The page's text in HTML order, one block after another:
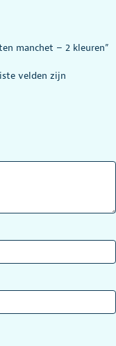
manchet – 2 kleuren”
velden zijn